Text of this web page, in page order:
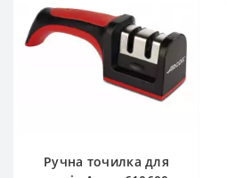
Ручна точилка для